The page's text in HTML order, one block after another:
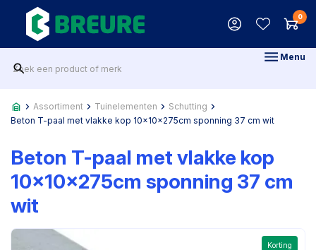
0
Menu
Assortiment Tuinelementen
Schutting
Beton T-paal met vlakke kop 10x10x275cm sponning 37 cm wit
Beton T-paal met vlakke kop
10x10x275cm sponning 37 cm
wit
Korting